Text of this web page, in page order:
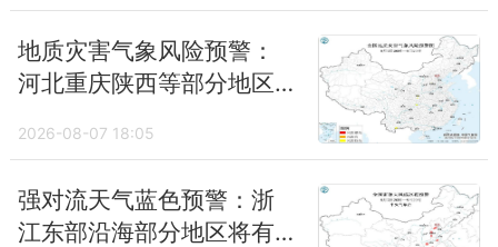
地质灾害气象风险预警：
河北重庆陕西等部分地区
2026-08-07 18:05
强对流天气蓝色预警：浙
江东部沿海部分地区将有